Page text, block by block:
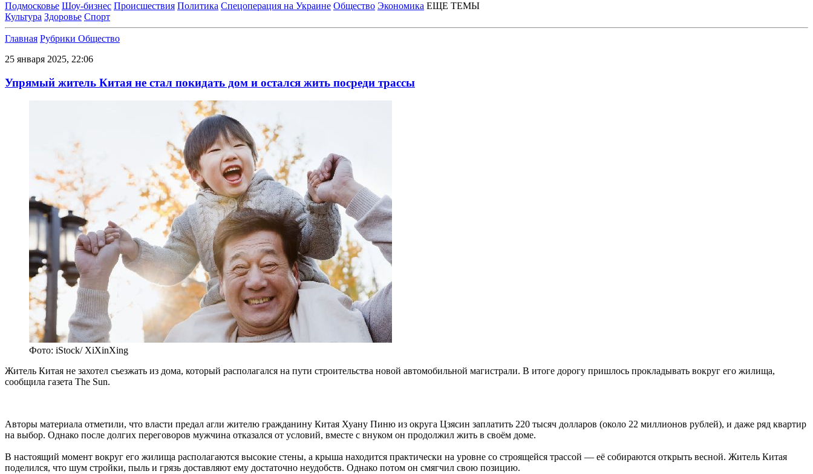
Подмосковье Шоу-бизнес Происшествия Политика Спецоперация на Украине Общество Экономика ЕЩЕ ТЕМЫ
Культура Здоровье Спорт
Главная Рубрики Общество
25 января 2025, 22:06
Упрямый житель Китая не стал покидать дом и остался жить посреди трассы
Фото: iStock/ XiXinXing
Житель Китая не захотел съезжать из дома, который располагался на пути строительства новой автомобильной магистрали. В итоге дорогу пришлось прокладывать вокруг его жилища,
сообщила газета The Sun.
Авторы материала отметили, что власти предал агли жителю гражданину Китая Хуану Пиню из округа Цзясин заплатить 220 тысяч долларов (около 22 миллионов рублей), и даже ряд квартир
на выбор. Однако после долгих переговоров мужчина отказался от условий, вместе с внуком он продолжил жить в своём доме.
В настоящий момент вокруг его жилища располагаются высокие стены, а крыша находится практически на уровне со строящейся трассой — её собираются открыть весной. Житель Китая
поделился, что шум стройки, пыль и грязь доставляют ему достаточно неудобств. Однако потом он смягчил свою позицию.